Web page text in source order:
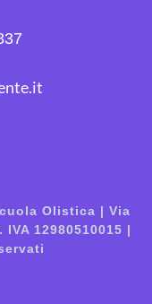
Olistica | Via
12980510015 |